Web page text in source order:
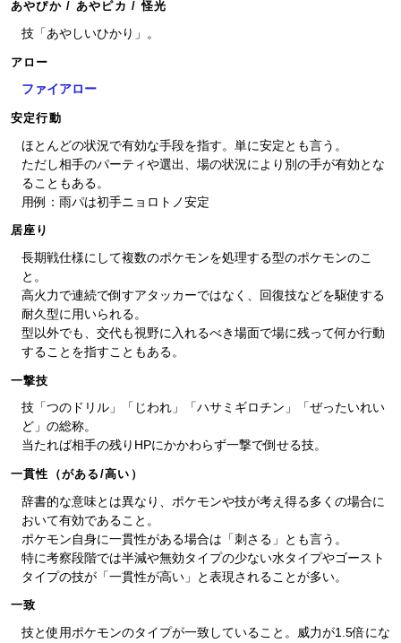
あやぴか / あやピカ / 怪光
技「あやしいひかり」。
アロー
ファイアロー
安定行動
ほとんどの状況で有効な手段を指す。単に安定とも言う。
ただし相手のパーティや選出、場の状況により別の手が有効とな
ることもある。
用例：雨パは初手ニョロトノ安定
居座り
長期戦仕様にして複数のポケモンを処理する型のポケモンのこ
と。
高火力で連続で倒すアタッカーではなく、回復技などを駆使する
耐久型に用いられる。
型以外でも、交代も視野に入れるべき場面で場に残って何か行動
することを指すこともある。
一撃技
技「つのドリル」「じわれ」「ハサミギロチン」「ぜったいれい
ど」の総称。
当たれば相手の残りHPにかかわらず一撃で倒せる技。
一貫性（がある/高い）
辞書的な意味とは異なり、ポケモンや技が考え得る多くの場合に
おいて有効であること。
ポケモン自身に一貫性がある場合は「刺さる」とも言う。
特に考察段階では半減や無効タイプの少ない水タイプやゴースト
タイプの技が「一貫性が高い」と表現されることが多い。
一致
技と使用ポケモンのタイプが一致していること。威力が1.5倍にな